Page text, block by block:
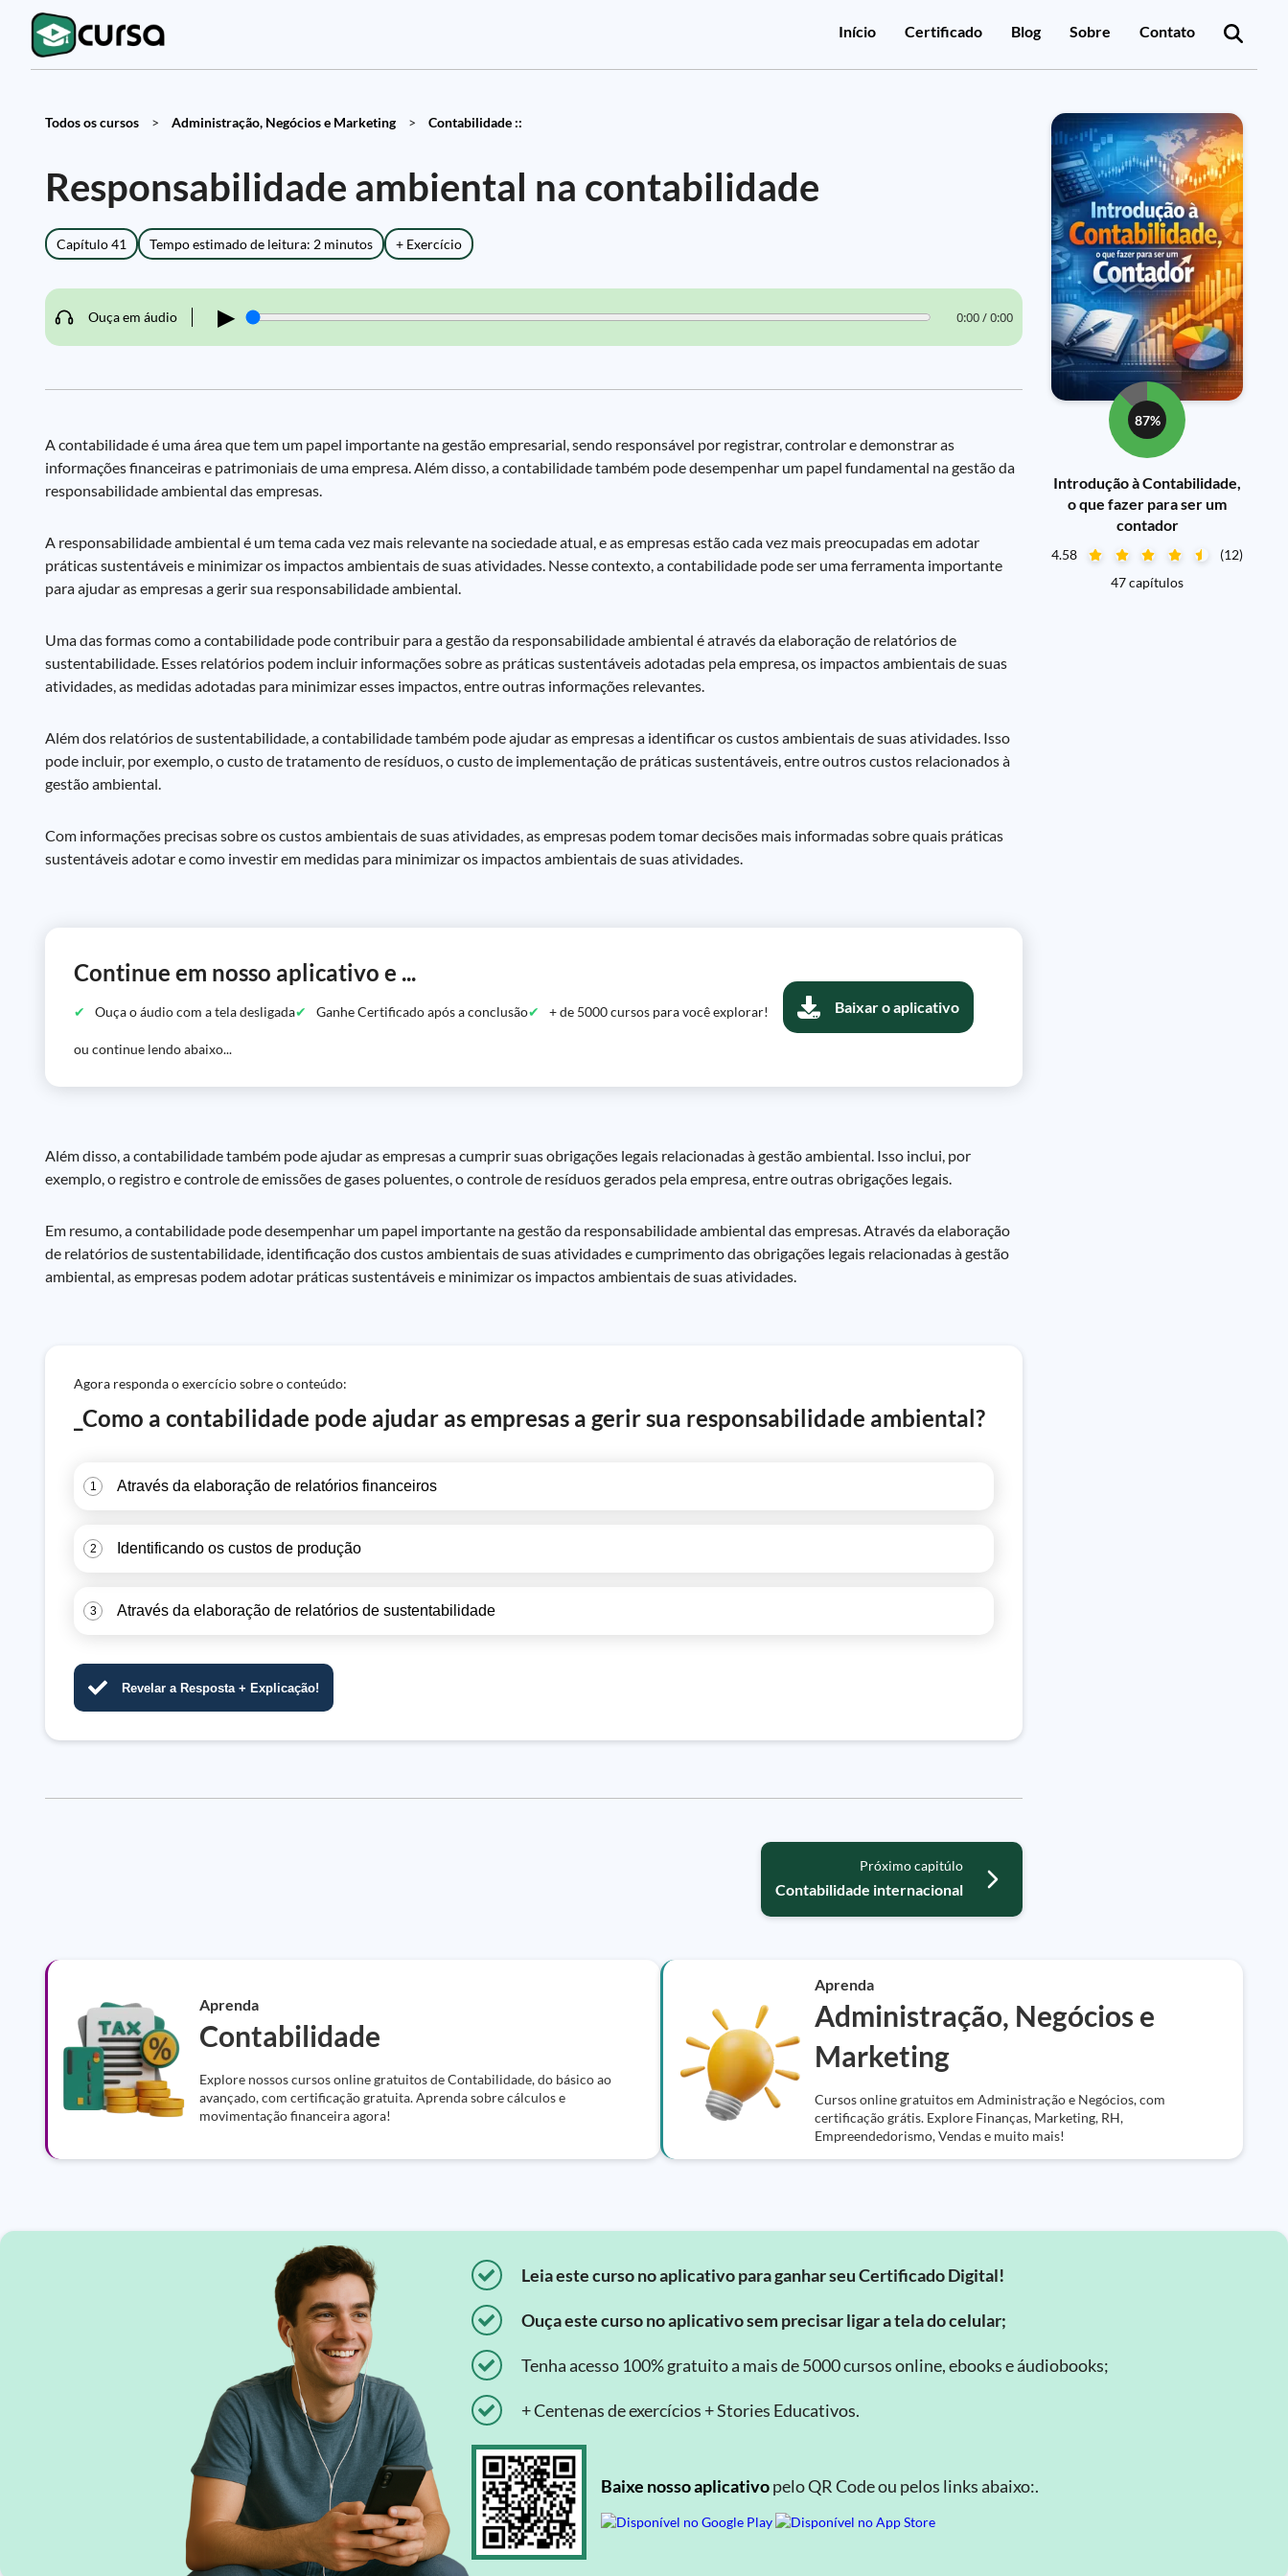
Início Certificado Blog Sobre Contato
Todos os cursos > Administração, Negócios e Marketing > Contabilidade ::
Responsabilidade ambiental na contabilidade
Capítulo 41 Tempo estimado de leitura: 2 minutos + Exercício
Ouça em áudio ▶ 0:00 / 0:00
A contabilidade é uma área que tem um papel importante na gestão empresarial, sendo responsável por registrar, controlar e demonstrar as
informações financeiras e patrimoniais de uma empresa. Além disso, a contabilidade também pode desempenhar um papel fundamental na gestão da
responsabilidade ambiental das empresas.
A responsabilidade ambiental é um tema cada vez mais relevante na sociedade atual, e as empresas estão cada vez mais preocupadas em adotar
práticas sustentáveis e minimizar os impactos ambientais de suas atividades. Nesse contexto, a contabilidade pode ser uma ferramenta importante
para ajudar as empresas a gerir sua responsabilidade ambiental.
Uma das formas como a contabilidade pode contribuir para a gestão da responsabilidade ambiental é através da elaboração de relatórios de
sustentabilidade. Esses relatórios podem incluir informações sobre as práticas sustentáveis adotadas pela empresa, os impactos ambientais de suas
atividades, as medidas adotadas para minimizar esses impactos, entre outras informações relevantes.
Além dos relatórios de sustentabilidade, a contabilidade também pode ajudar as empresas a identificar os custos ambientais de suas atividades. Isso
pode incluir, por exemplo, o custo de tratamento de resíduos, o custo de implementação de práticas sustentáveis, entre outros custos relacionados à
gestão ambiental.
Com informações precisas sobre os custos ambientais de suas atividades, as empresas podem tomar decisões mais informadas sobre quais práticas
sustentáveis adotar e como investir em medidas para minimizar os impactos ambientais de suas atividades.
Continue em nosso aplicativo e ...
Ouça o áudio com a tela desligada Ganhe Certificado após a conclusão + de 5000 cursos para você explorar!
ou continue lendo abaixo...
Baixar o aplicativo
Além disso, a contabilidade também pode ajudar as empresas a cumprir suas obrigações legais relacionadas à gestão ambiental. Isso inclui, por
exemplo, o registro e controle de emissões de gases poluentes, o controle de resíduos gerados pela empresa, entre outras obrigações legais.
Em resumo, a contabilidade pode desempenhar um papel importante na gestão da responsabilidade ambiental das empresas. Através da elaboração
de relatórios de sustentabilidade, identificação dos custos ambientais de suas atividades e cumprimento das obrigações legais relacionadas à gestão
ambiental, as empresas podem adotar práticas sustentáveis e minimizar os impactos ambientais de suas atividades.
Agora responda o exercício sobre o conteúdo:
_Como a contabilidade pode ajudar as empresas a gerir sua responsabilidade ambiental?
1 Através da elaboração de relatórios financeiros
2 Identificando os custos de produção
3 Através da elaboração de relatórios de sustentabilidade
Revelar a Resposta + Explicação!
Próximo capitúlo
Contabilidade internacional
87%
Introdução à Contabilidade,
o que fazer para ser um
contador
4.58
(12)
47 capítulos
Aprenda
Contabilidade
Explore nossos cursos online gratuitos de Contabilidade, do básico ao
avançado, com certificação gratuita. Aprenda sobre cálculos e
movimentação financeira agora!
Aprenda
Administração, Negócios e
Marketing
Cursos online gratuitos em Administração e Negócios, com
certificação grátis. Explore Finanças, Marketing, RH,
Empreendedorismo, Vendas e muito mais!
Leia este curso no aplicativo para ganhar seu Certificado Digital!
Ouça este curso no aplicativo sem precisar ligar a tela do celular;
Tenha acesso 100% gratuito a mais de 5000 cursos online, ebooks e áudiobooks;
+ Centenas de exercícios + Stories Educativos.
Baixe nosso aplicativopelo QR Code ou pelos links abaixo:.